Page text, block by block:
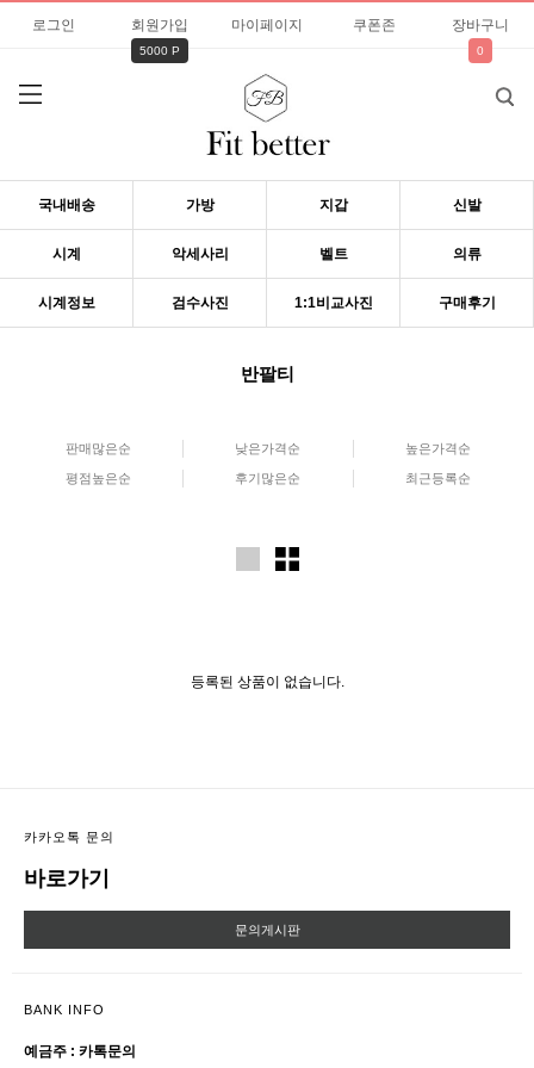
로그인 회원가입
5000 P
마이페이지 쿠폰존 장바구니
0
국내배송 가방 지갑 신발
시계 악세사리 벨트 의류
시계정보 검수사진 1:1비교사진 구매후기
반팔티
판매많은순 낮은가격순 높은가격순
평점높은순 후기많은순 최근등록순
등록된 상품이 없습니다.
카카오톡 문의
바로가기
문의게시판
BANK INFO
예금주 : 카톡문의